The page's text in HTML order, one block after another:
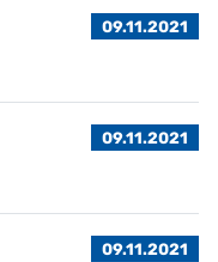
09.11.2021
09.11.2021
09.11.2021